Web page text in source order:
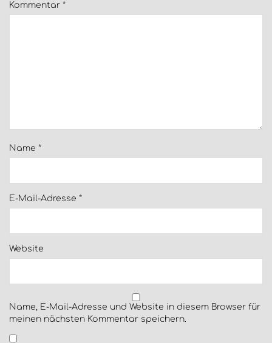
Kommentar *
Name *
E-Mail-Adresse *
Website
Name, E-Mail-Adresse und Website in diesem Browser für
meinen nächsten Kommentar speichern.